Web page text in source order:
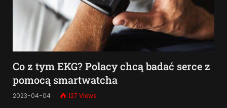
Co z tym EKG? Polacy chcą badać serce z
pomocą smartwatcha
2023-04-04 127 Views